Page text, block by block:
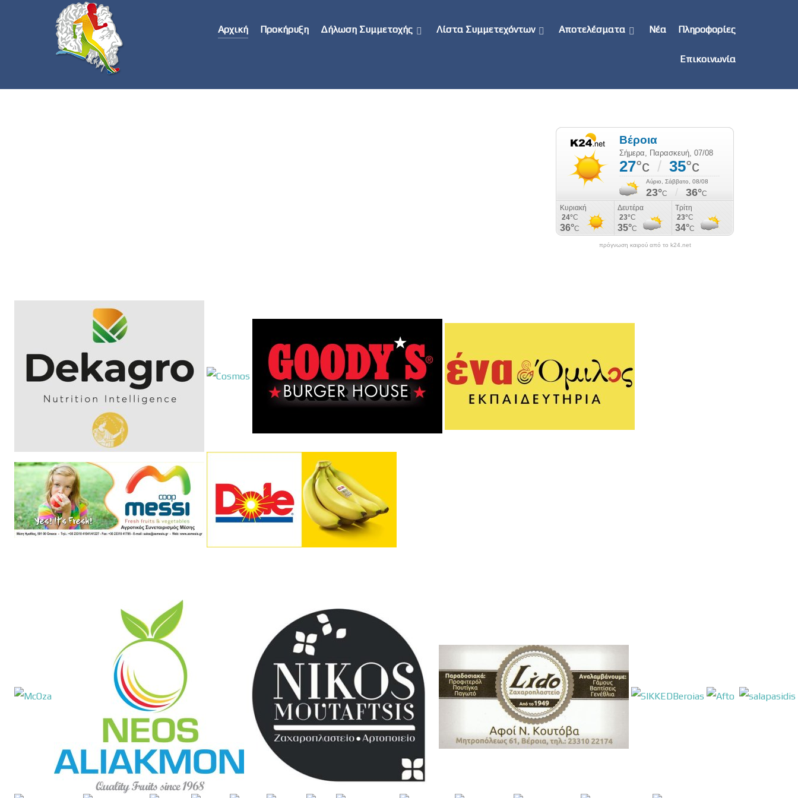
Αρχική Προκήρυξη Δήλωση Συμμετοχής Λίστα Συμμετεχόντων Αποτελέσματα Νέα Πληροφορίες
Επικοινωνία
πρόγνωση καιρού από το k24.net